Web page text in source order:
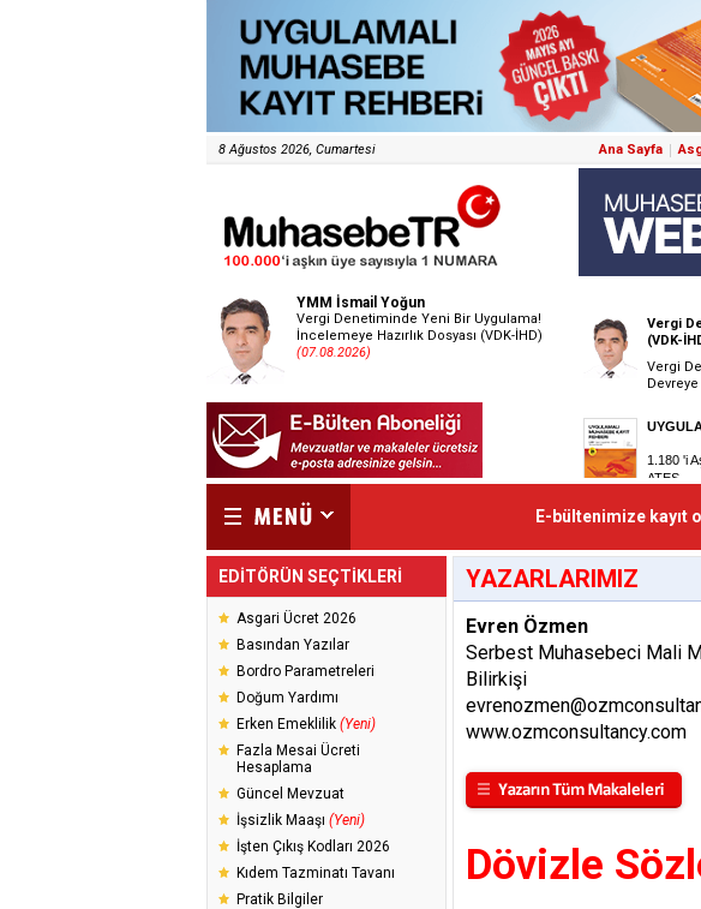
8 Ağustos 2026, Cumartesi Ana Sayfa
YMM İsmail Yoğun
Vergi Denetiminde Yeni Bir Uygulama!
İncelemeye Hazırlık Dosyası (VDK-İHD)
(07.08.2026)
E-bültenimize kayıt
EDİTÖRÜN SEÇTİKLERİ
Asgari Ücret 2026
Basından Yazılar
Bordro Parametreleri
Doğum Yardımı
Erken Emeklilik (Yeni)
Fazla Mesai Ücreti
Hesaplama
Güncel Mevzuat
İşsizlik Maaşı (Yeni)
İşten Çıkış Kodları 2026
Kıdem Tazminatı Tavanı
Pratik Bilgiler
YAZARLARIMIZ
Evren Özmen
Serbest Muhasebeci Mali
Bilirkişi
www.ozmconsultancy.com
Dövizle